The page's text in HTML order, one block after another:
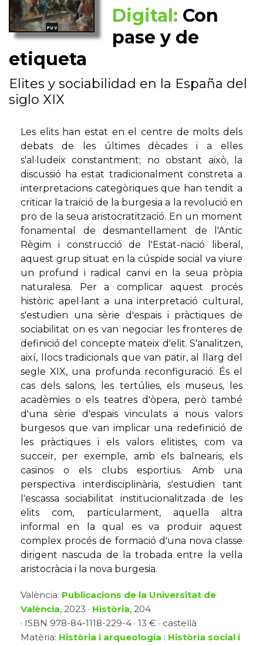
Digital: Con
pase y de
etiqueta
Elites y sociabilidad en la España del
siglo XIX
Les elits han estat en el centre de molts dels
debats de les últimes dècades i a elles
s'al·ludeix constantment; no obstant això, la
discussió ha estat tradicionalment constreta a
interpretacions categòriques que han tendit a
criticar la traïció de la burgesia a la revolució en
pro de la seua aristocratització. En un moment
fonamental de desmantellament de l'Antic
Règim i construcció de l'Estat-nació liberal,
aquest grup situat en la cúspide social va viure
un profund i radical canvi en la seua pròpia
naturalesa. Per a complicar aquest procés
històric apel·lant a una interpretació cultural,
s'estudien una sèrie d'espais i pràctiques de
sociabilitat on es van negociar les fronteres de
definició del concepte mateix d'elit. S'analitzen,
així, llocs tradicionals que van patir, al llarg del
segle XIX, una profunda reconfiguració. És el
cas dels salons, les tertúlies, els museus, les
acadèmies o els teatres d'òpera, però també
d'una sèrie d'espais vinculats a nous valors
burgesos que van implicar una redefinició de
les pràctiques i els valors elitistes, com va
succeir, per exemple, amb els balnearis, els
casinos o els clubs esportius. Amb una
perspectiva interdisciplinària, s'estudien tant
l'escassa sociabilitat institucionalitzada de les
elits com, particularment, aquella altra
informal en la qual es va produir aquest
complex procés de formació d'una nova classe
dirigent nascuda de la trobada entre la vella
aristocràcia i la nova burgesia.
València: Publicacions de la Universitat de
València, 2023 · Història, 204
· ISBN 978-84-1118-229-4 · 13 € · castellà
Matèria: Història i arqueologia : Història social i